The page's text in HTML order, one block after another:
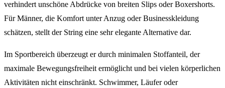
verhindert unschöne Abdrücke von breiten Slips oder Boxershorts.
Für Männer, die Komfort unter Anzug oder Businesskleidung
schätzen, stellt der String eine sehr elegante Alternative dar.
Im Sportbereich überzeugt er durch minimalen Stoffanteil, der
maximale Bewegungsfreiheit ermöglicht und bei vielen körperlichen
Aktivitäten nicht einschränkt. Schwimmer, Läufer oder